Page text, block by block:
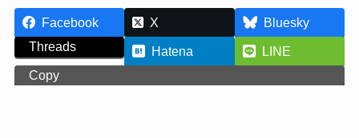
Facebook X
Bluesky
Threads
Hatena
LINE
Copy